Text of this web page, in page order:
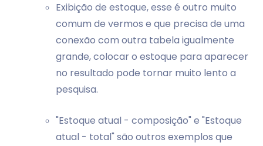
Exibição de estoque, esse é outro muito
comum de vermos e que precisa de uma
conexão com outra tabela igualmente
grande, colocar o estoque para aparecer
no resultado pode tornar muito lento a
pesquisa.
"Estoque atual - composição" e "Estoque
atual - total" são outros exemplos que